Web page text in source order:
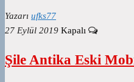
Yazarı ufks77
27 Eylül 2019 Kapalı
Şile Antika Eski